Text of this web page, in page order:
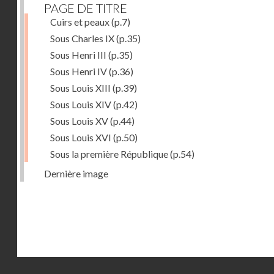
PAGE DE TITRE
Cuirs et peaux(p.7)
Sous Charles IX(p.35)
Sous Henri III (p.35)
Sous Henri IV(p.36)
Sous Louis XIII (p.39)
Sous Louis XIV(p.42)
Sous Louis XV(p.44)
Sous Louis XVI (p.50)
Sous la première République(p.54)
Dernière image